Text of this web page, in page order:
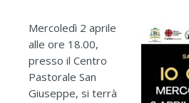
Mercoledì 2 aprile
alle ore 18.00,
presso il Centro
Pastorale San
Giuseppe, si terrà